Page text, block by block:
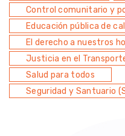
Control comunitario y
Educación pública de
El derecho a nuestros
Justicia en el
Salud para todos
Seguridad y Santuario